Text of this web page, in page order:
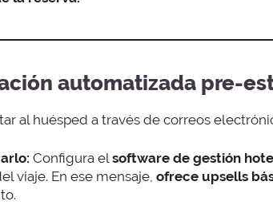
automatizada pre-
al huésped a través de correos
Configura elsoftware de gestión
viaje. En ese mensaje, ofrece upsells